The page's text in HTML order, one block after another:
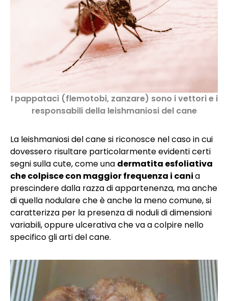
I pappataci (flemotobi, zanzare) sono i vettori e i
responsabili della leishmaniosi del cane
La leishmaniosi del cane si riconosce nel caso in cui
dovessero risultare particolarmente evidenti certi
segni sulla cute, come una dermatita esfoliativa
che colpisce con maggior frequenza i cania
prescindere dalla razza di appartenenza, ma anche
di quella nodulare che è anche la meno comune, si
caratterizza per la presenza di noduli di dimensioni
variabili, oppure ulcerativa che va a colpire nello
specifico gli arti del cane.